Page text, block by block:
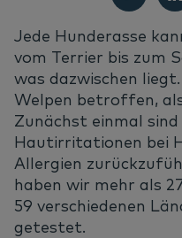
Jede Hunderasse
vom Terrier bis zum
was dazwischen
Welpen betroffen,
Zunächst einmal
Hautirritationen bei
Allergien
haben wir mehr als
59 verschiedenen
getestet.